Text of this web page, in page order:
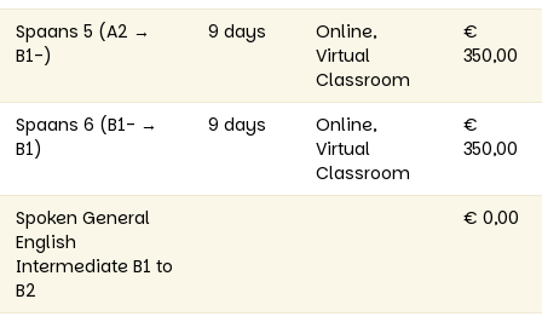
Spaans 5 (A2 →
B1-)
9 days
Online,
Virtual
Classroom
€
350,00
Spaans 6 (B1- →
B1)
9 days
Online,
Virtual
Classroom
€
350,00
Spoken General
English
Intermediate B1 to
B2
€ 0,00